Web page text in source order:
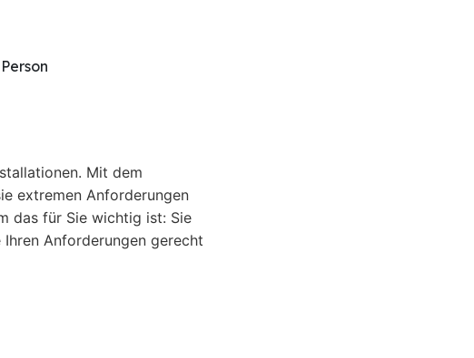
Mit dem
extremen Anforderungen
das für Sie wichtig ist: Sie
Anforderungen gerecht